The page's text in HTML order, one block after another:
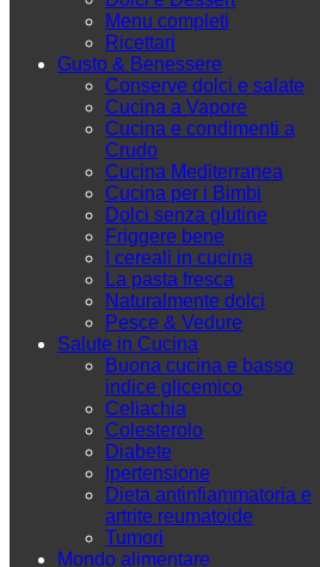
Menu completi
Ricettari
Gusto & Benessere
Conserve dolci e salate
Cucina a Vapore
Cucina e condimenti a
Crudo
Cucina Mediterranea
Cucina per i Bimbi
Dolci senza glutine
Friggere bene
I cereali in cucina
La pasta fresca
Naturalmente dolci
Pesce & Vedure
Salute in Cucina
Buona cucina e basso
indice glicemico
Celiachia
Colesterolo
Diabete
Ipertensione
Dieta antinfiammatoria e
artrite reumatoide
Tumori
Mondo alimentare